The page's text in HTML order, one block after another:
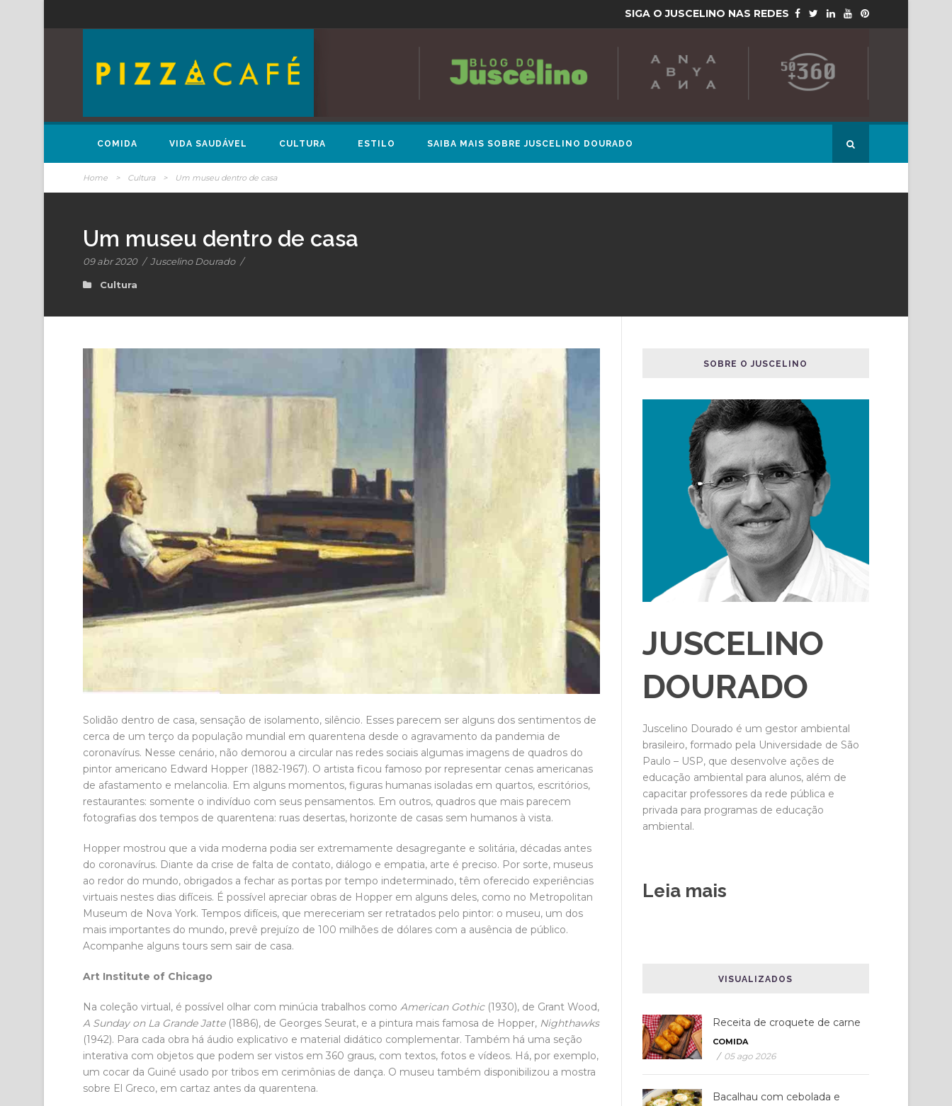
SIGA O JUSCELINO NAS REDES
COMIDA VIDA SAUDÁVEL CULTURA ESTILO SAIBA MAIS SOBRE JUSCELINO DOURADO
Home > Cultura > Um museu dentro de casa
Um museu dentro de casa
09 abr 2020 / Juscelino Dourado /
Cultura
Solidão dentro de casa, sensação de isolamento, silêncio. Esses parecem ser alguns dos sentimentos de
cerca de um terço da população mundial em quarentena desde o agravamento da pandemia de
coronavírus. Nesse cenário, não demorou a circular nas redes sociais algumas imagens de quadros do
pintor americano Edward Hopper (1882-1967). O artista ficou famoso por representar cenas americanas
de afastamento e melancolia. Em alguns momentos, figuras humanas isoladas em quartos, escritórios,
restaurantes: somente o indivíduo com seus pensamentos. Em outros, quadros que mais parecem
fotografias dos tempos de quarentena: ruas desertas, horizonte de casas sem humanos à vista.
Hopper mostrou que a vida moderna podia ser extremamente desagregante e solitária, décadas antes
do coronavírus. Diante da crise de falta de contato, diálogo e empatia, arte é preciso. Por sorte, museus
ao redor do mundo, obrigados a fechar as portas por tempo indeterminado, têm oferecido experiências
virtuais nestes dias difíceis. É possível apreciar obras de Hopper em alguns deles, como no Metropolitan
Museum de Nova York. Tempos difíceis, que mereceriam ser retratados pelo pintor: o museu, um dos
mais importantes do mundo, prevê prejuízo de 100 milhões de dólares com a ausência de público.
Acompanhe alguns tours sem sair de casa.
Art Institute of Chicago
Na coleção virtual, é possível olhar com minúcia trabalhos como American Gothic (1930), de Grant Wood,
A Sunday on La Grande ­Jatte (1886), de Georges Seurat, e a pintura mais famosa de Hopper, ­ Nighthawks
(1942). Para cada obra há áudio explicativo e material didático complementar. Também há uma seção
interativa com objetos que podem ser vistos em 360 graus, com textos, fotos e vídeos. Há, por exemplo,
um cocar da Guiné usado por tribos em cerimônias de dança. O museu também disponibilizou a mostra
sobre El Greco, em cartaz antes da quarentena.
SOBRE O JUSCELINO
JUSCELINO
DOURADO
Juscelino Dourado é um gestor ambiental
brasileiro, formado pela Universidade de São
Paulo – USP, que desenvolve ações de
educação ambiental para alunos, além de
capacitar professores da rede pública e
privada para programas de educação
ambiental.
Leia mais
VISUALIZADOS
Receita de croquete de carne
COMIDA
/ 05 ago 2026
Bacalhau com cebolada e